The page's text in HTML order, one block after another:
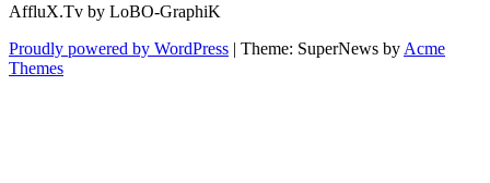
AffluX.Tv by LoBO-GraphiK
Proudly powered by WordPress | Theme: SuperNews by Acme
Themes